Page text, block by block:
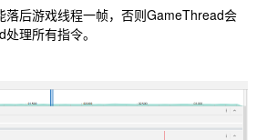
后游戏线程一帧，否则GameThread会
理所有指令。